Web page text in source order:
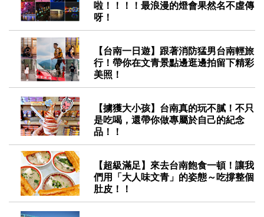
啦！！！！最浪漫的燈會果然名不虛傳
呀！
2019-02-05
【台南一日遊】跟著消防猛男台南輕旅
行！帶你在文青景點邊逛邊拍留下精彩
美照！
2018-12-12
【擄獲大小孩】台南真的玩不膩！不只
是吃喝，還帶你做專屬於自己的紀念
品！！
2018-05-17
【超級滿足】來去台南飽食一頓！讓我
們用「大人味文青」的姿態～吃撐整個
肚皮！！